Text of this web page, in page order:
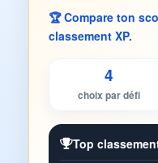
🏆 Compare ton
classement XP.
4
choix par défi
Top